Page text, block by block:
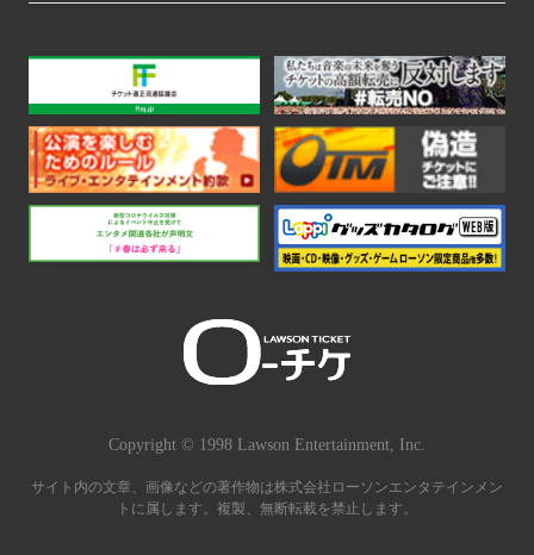
サイト内の文章、画像などの著作物は株式会社ローソンエンタテインメン
トに属します。複製、無断転載を禁止します。
Copyright © 1998 Lawson Entertainment, Inc.